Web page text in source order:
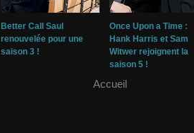
Better Call Saul
renouvelée pour une
saison 3 !
Once Upon a Time :
Hank Harris et Sam
Witwer rejoignent la
saison 5 !
Accueil